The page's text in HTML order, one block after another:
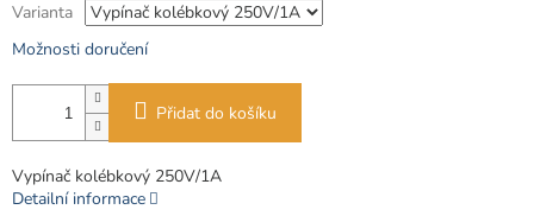
Varianta
Možnosti doručení
Přidat do košíku
Vypínač kolébkový 250V/1A
Detailní informace